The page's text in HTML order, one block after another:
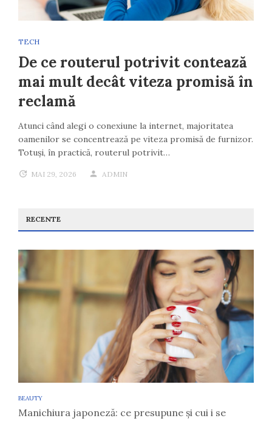
TECH
De ce routerul potrivit contează
mai mult decât viteza promisă în
reclamă
Atunci când alegi o conexiune la internet, majoritatea
oamenilor se concentrează pe viteza promisă de furnizor.
Totuși, în practică, routerul potrivit…
MAI 29, 2026 ADMIN
RECENTE
BEAUTY
Manichiura japoneză: ce presupune și cui i se